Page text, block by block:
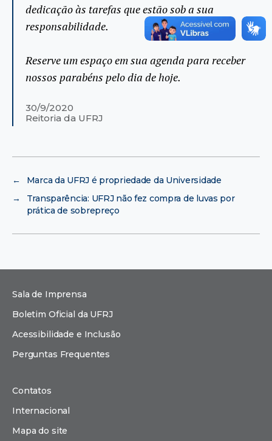
dedicação às tarefas que estão sob a sua
responsabilidade.
Reserve um espaço em sua agenda para receber
nossos parabéns pelo dia de hoje.
30/9/2020
Reitoria da UFRJ
←
Marca da UFRJ é propriedade da Universidade
→
Transparência: UFRJ não fez compra de luvas por
prática de sobrepreço
Sala de Imprensa
Boletim Oficial da UFRJ
Acessibilidade e Inclusão
Perguntas Frequentes
Contatos
Internacional
Mapa do site